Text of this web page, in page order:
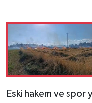
Eski hakem ve spor